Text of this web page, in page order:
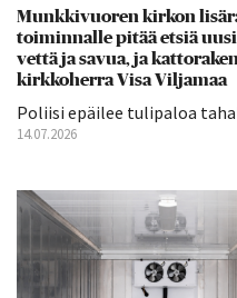
Munkkivuoren kirkon
toiminnalle pitää etsiä
vettä ja savua, ja
kirkkoherra Visa Viljamaa
Poliisi epäilee tulipaloa
14.07.2026